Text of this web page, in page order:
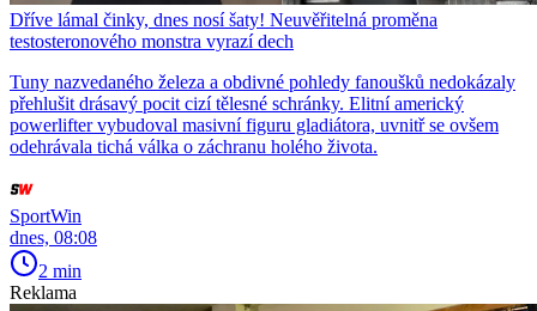
Dříve lámal činky, dnes nosí šaty! Neuvěřitelná proměna
testosteronového monstra vyrazí dech
Tuny nazvedaného železa a obdivné pohledy fanoušků nedokázaly
přehlušit drásavý pocit cizí tělesné schránky. Elitní americký
powerlifter vybudoval masivní figuru gladiátora, uvnitř se ovšem
odehrávala tichá válka o záchranu holého života.
SportWin
dnes, 08:08
2 min
Reklama